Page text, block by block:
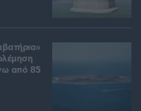
από 85